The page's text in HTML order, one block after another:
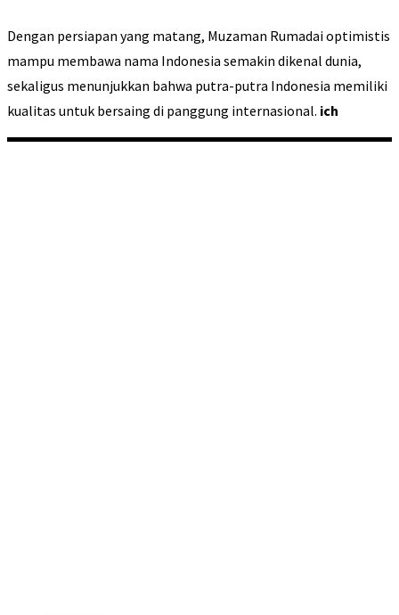
Dengan persiapan yang matang, Muzaman Rumadai optimistis
mampu membawa nama Indonesia semakin dikenal dunia,
sekaligus menunjukkan bahwa putra-putra Indonesia memiliki
kualitas untuk bersaing di panggung internasional. ich